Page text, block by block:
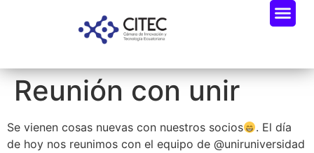
Reunión con unir
Se vienen cosas nuevas con nuestros socios
. El día
de hoy nos reunimos con el equipo de @uniruniversidad